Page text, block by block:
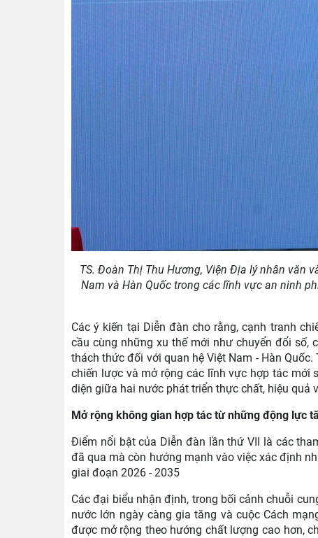
TS. Đoàn Thị Thu Hương, Viện Địa lý nhân văn
Nam và Hàn Quốc trong các lĩnh vực an ninh
Các ý kiến tại Diễn đàn cho rằng, cạnh tranh
cầu cùng những xu thế mới như chuyển đổi số,
thách thức đối với quan hệ Việt Nam - Hàn
chiến lược và mở rộng các lĩnh vực hợp tác mới
diện giữa hai nước phát triển thực chất, hiệu quả
Mở rộng không gian hợp tác từ những động lực
Điểm nổi bật của Diễn đàn lần thứ VII là các
đã qua mà còn hướng mạnh vào việc xác định
giai đoạn 2026 - 2035
Các đại biểu nhận định, trong bối cảnh chuỗi
nước lớn ngày càng gia tăng và cuộc Cách
được mở rộng theo hướng chất lượng cao hơn,